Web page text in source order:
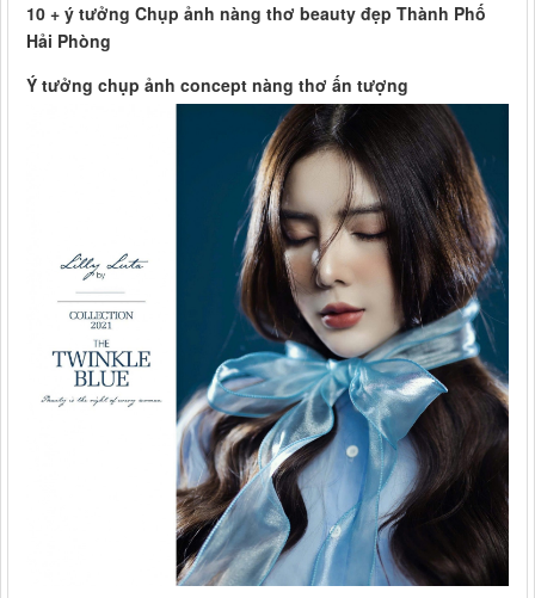
10 + ý tưởng Chụp ảnh nàng thơ beauty đẹp Thành Phố
Hải Phòng
Ý tưởng chụp ảnh concept nàng thơ ấn tượng